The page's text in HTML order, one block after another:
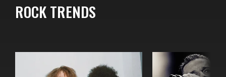
ROCK TRENDS